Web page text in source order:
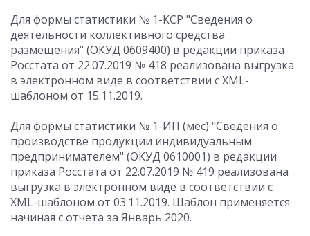
Для формы статистики № 1-КСР "Сведения о
деятельности коллективного средства
размещения" (ОКУД 0609400) в редакции приказа
Росстата от 22.07.2019 № 418 реализована выгрузка
в электронном виде в соответствии с XML-
шаблоном от 15.11.2019.
Для формы статистики № 1-ИП (мес) "Сведения о
производстве продукции индивидуальным
предпринимателем" (ОКУД 0610001) в редакции
приказа Росстата от 22.07.2019 № 419 реализована
выгрузка в электронном виде в соответствии с
XML-шаблоном от 03.11.2019. Шаблон применяется
начиная с отчета за Январь 2020.